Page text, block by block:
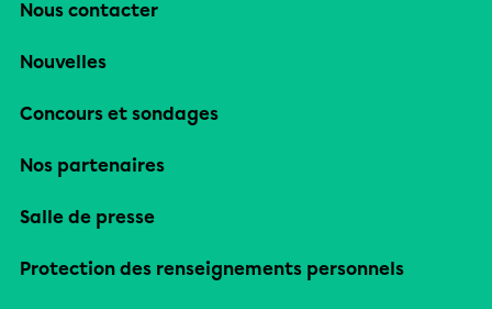
Nous contacter
Nouvelles
Concours et sondages
Nos partenaires
Salle de presse
Protection des renseignements personnels